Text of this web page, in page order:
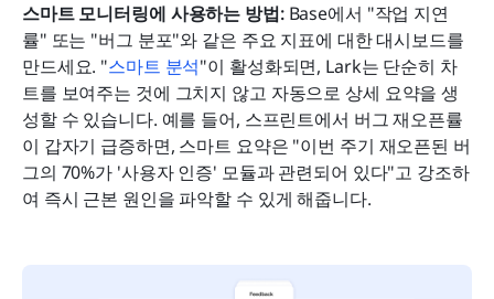
스마트 모니터링에 사용하는 방법: Base에서 "작업 지연
률" 또는 "버그 분포"와 같은 주요 지표에 대한 대시보드를
만드세요. "스마트 분석"이 활성화되면, Lark는 단순히 차
트를 보여주는 것에 그치지 않고 자동으로 상세 요약을 생
성할 수 있습니다. 예를 들어, 스프린트에서 버그 재오픈률
이 갑자기 급증하면, 스마트 요약은 "이번 주기 재오픈된 버
그의 70%가 '사용자 인증' 모듈과 관련되어 있다"고 강조하
여 즉시 근본 원인을 파악할 수 있게 해줍니다.